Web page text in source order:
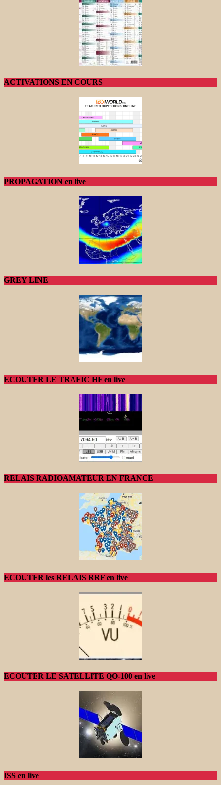
ACTIVATIONS EN COURS
PROPAGATION en live
GREY LINE
ECOUTER LE TRAFIC HF en live
RELAIS RADIOAMATEUR EN FRANCE
ECOUTER les RELAIS RRF en live
ECOUTER LE SATELLITE QO-100 en live
ISS en live